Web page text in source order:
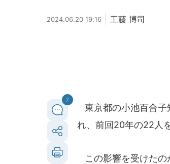
2024.06.20 19:16 工藤 博司
7
東京都の小池百合子
れ、前回20年の22人
この影響を受けたの